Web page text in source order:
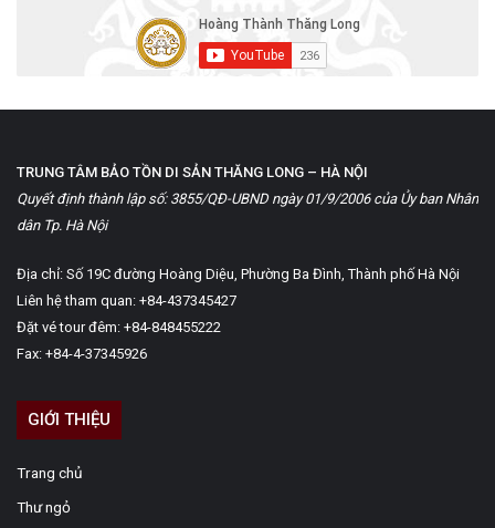
TRUNG TÂM BẢO TỒN DI SẢN THĂNG LONG – HÀ NỘI
Quyết định thành lập số: 3855/QĐ-UBND ngày 01/9/2006 của Ủy ban Nhân
dân Tp. Hà Nội
Địa chỉ: Số 19C đường Hoàng Diệu, Phường Ba Đình, Thành phố Hà Nội
Liên hệ tham quan: +84-437345427
Đặt vé tour đêm: +84-848455222
Fax: +84-4-37345926
GIỚI THIỆU
Trang chủ
Thư ngỏ